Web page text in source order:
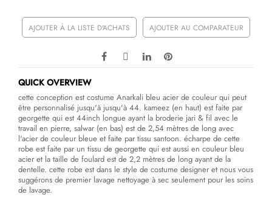
AJOUTER À LA LISTE D'ACHATS AJOUTER AU COMPARATEUR
QUICK OVERVIEW
cette conception est costume Anarkali bleu acier de couleur qui peut
être personnalisé jusqu'à jusqu'à 44. kameez (en haut) est faite par
georgette qui est 44inch longue ayant la broderie jari & fil avec le
travail en pierre, salwar (en bas) est de 2,54 mètres de long avec
l'acier de couleur bleue et faite par tissu santoon. écharpe de cette
robe est faite par un tissu de georgette qui est aussi en couleur bleu
acier et la taille de foulard est de 2,2 mètres de long ayant de la
dentelle. cette robe est dans le style de costume designer et nous vous
suggérons de premier lavage nettoyage à sec seulement pour les soins
de lavage.